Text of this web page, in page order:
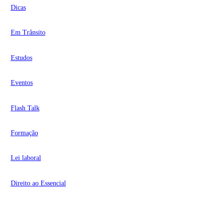
Dicas
Em Trânsito
Estudos
Eventos
Flash Talk
Formação
Lei laboral
Direito ao Essencial